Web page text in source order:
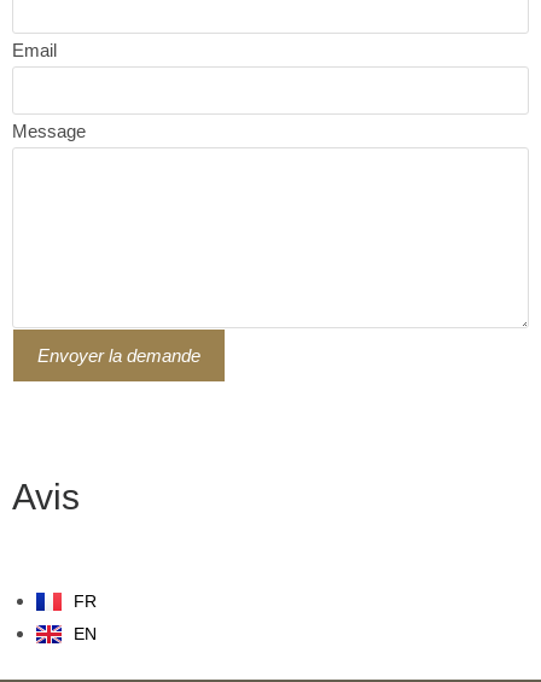
Email
Message
Envoyer la demande
Avis
FR
EN